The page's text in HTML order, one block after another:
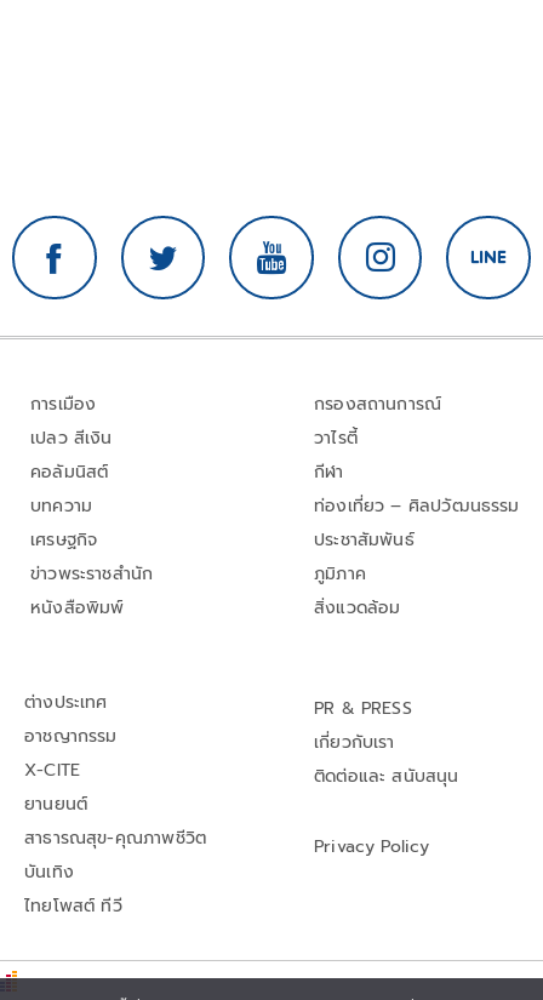
การเมือง
เปลว สีเงิน
คอลัมนิสต์
บทความ
เศรษฐกิจ
ข่าวพระราชสำนัก
หนังสือพิมพ์
กรองสถานการณ์
วาไรตี้
กีฬา
ท่องเที่ยว – ศิลปวัฒนธรรม
ประชาสัมพันธ์
ภูมิภาค
สิ่งแวดล้อม
ต่างประเทศ
อาชญากรรม
X-CITE
ยานยนต์
สาธารณสุข-คุณภาพชีวิต
บันเทิง
ไทยโพสต์ ทีวี
PR & PRESS
เกี่ยวกับเรา
ติดต่อและ สนับสนุน
Privacy Policy